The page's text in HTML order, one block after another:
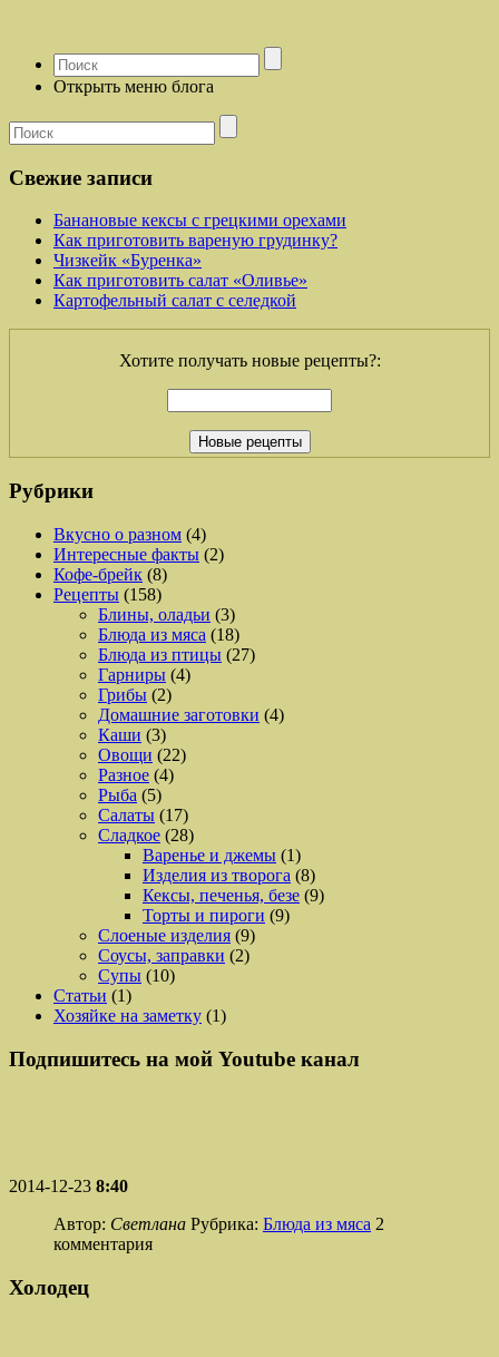
Открыть меню блога
Свежие записи
Банановые кексы с грецкими орехами
Как приготовить вареную грудинку?
Чизкейк «Буренка»
Как приготовить салат «Оливье»
Картофельный салат с селедкой
Хотите получать новые рецепты?:
Рубрики
Вкусно о разном (4)
Интересные факты (2)
Кофе-брейк (8)
Рецепты (158)
Блины, оладьи (3)
Блюда из мяса (18)
Блюда из птицы (27)
Гарниры (4)
Грибы (2)
Домашние заготовки (4)
Каши (3)
Овощи (22)
Разное (4)
Рыба (5)
Салаты (17)
Сладкое (28)
Варенье и джемы (1)
Изделия из творога (8)
Кексы, печенья, безе (9)
Торты и пироги (9)
Слоеные изделия (9)
Соусы, заправки (2)
Супы (10)
Статьи (1)
Хозяйке на заметку (1)
Подпишитесь на мой Youtube канал
2014-12-23 8:40
Автор: Светлана Рубрика: Блюда из мяса 2
комментария
Холодец